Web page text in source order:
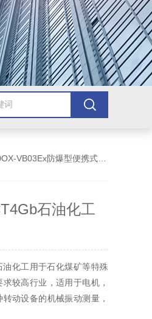
防爆型便携式测振仪 ExibⅡCT4Gb石油化工用
石油化工
化工用于石化煤矿等特殊
较高行业，适用于电机，
动设备的机械振动测量，